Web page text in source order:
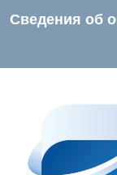
Сведения об